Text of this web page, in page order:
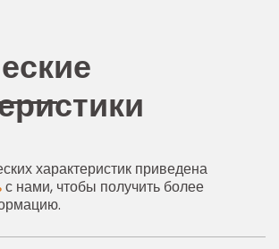
характеристик приведена
с нами, чтобы получить более